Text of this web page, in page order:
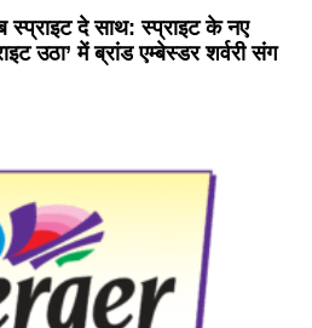
दे साथ: स्प्राइट के नए
उठा’ में ब्रांड एम्बेस्डर शर्वरी संग